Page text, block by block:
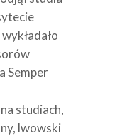
Semper
studiach,
lwowski